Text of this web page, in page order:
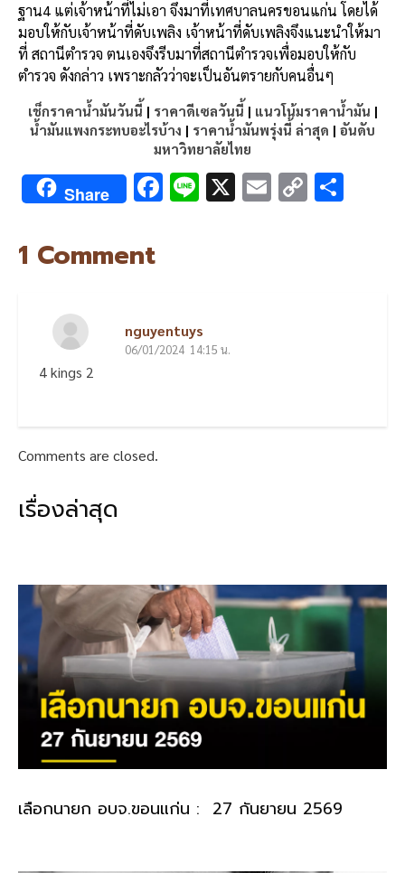
ฐาน4 แต่เจ้าหน้าที่ไม่เอา จึงมาที่เทศบาลนครขอนแก่น โดยได้
มอบให้กับเจ้าหน้าที่ดับเพลิง เจ้าหน้าที่ดับเพลิงจึงแนะนำให้มา
ที่ สถานีตำรวจ ตนเองจึงรีบมาที่สถานีตำรวจเพื่อมอบให้กับ
ตำรวจ ดังกล่าว เพราะกลัวว่าจะเป็นอันตรายกับคนอื่นๆ
เช็กราคาน้ำมันวันนี้ | ราคาดีเซลวันนี้ | แนวโน้มราคาน้ำมัน |
น้ำมันแพงกระทบอะไรบ้าง | ราคาน้ำมันพรุ่งนี้ ล่าสุด | อันดับ
มหาวิทยาลัยไทย
Share F
o
k
Li X E C
1 Commentคืบหน้า ชายคล้ายป่วยจิ
nguyentuys
06/01/2024 14:15 น.
4 kings 2
Comments are closed.
เรื่องล่าสุด
เลือกนายก อบจ.ขอนแก่น : 27 กันยายน 2569